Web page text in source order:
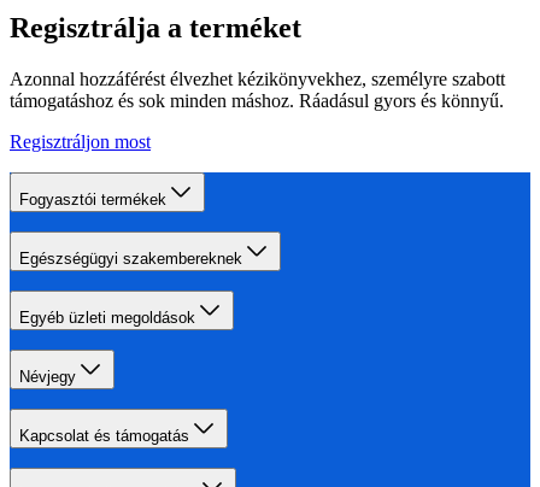
Regisztrálja a terméket
Azonnal hozzáférést élvezhet kézikönyvekhez, személyre szabott
támogatáshoz és sok minden máshoz. Ráadásul gyors és könnyű.
Regisztráljon most
Fogyasztói termékek
Egészségügyi szakembereknek
Egyéb üzleti megoldások
Névjegy
Kapcsolat és támogatás